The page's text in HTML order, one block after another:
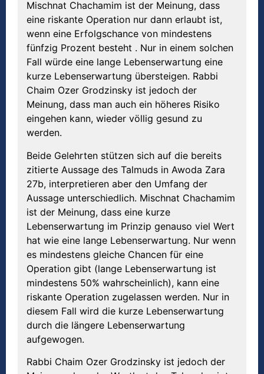
Mischnat Chachamim ist der Meinung, dass
eine riskante Operation nur dann erlaubt ist,
wenn eine Erfolgschance von mindestens
fünfzig Prozent besteht . Nur in einem solchen
Fall würde eine lange Lebenserwartung eine
kurze Lebenserwartung übersteigen. Rabbi
Chaim Ozer Grodzinsky ist jedoch der
Meinung, dass man auch ein höheres Risiko
eingehen kann, wieder völlig gesund zu
werden.
Beide Gelehrten stützen sich auf die bereits
zitierte Aussage des Talmuds in Awoda Zara
27b, interpretieren aber den Umfang der
Aussage unterschiedlich. Mischnat Chachamim
ist der Meinung, dass eine kurze
Lebenserwartung im Prinzip genauso viel Wert
hat wie eine lange Lebenserwartung. Nur wenn
es mindestens gleiche Chancen für eine
Operation gibt (lange Lebenserwartung ist
mindestens 50% wahrscheinlich), kann eine
riskante Operation zugelassen werden. Nur in
diesem Fall wird die kurze Lebenserwartung
durch die längere Lebenserwartung
aufgewogen.
Rabbi Chaim Ozer Grodzinsky ist jedoch der